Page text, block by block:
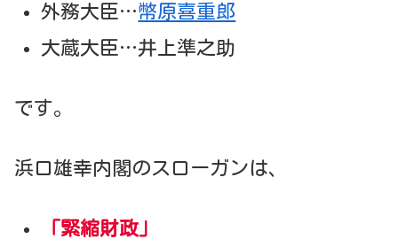
外務大臣…幣原喜重郎
大蔵大臣…井上準之助
です。
浜口雄幸内閣のスローガンは、
「緊縮財政」